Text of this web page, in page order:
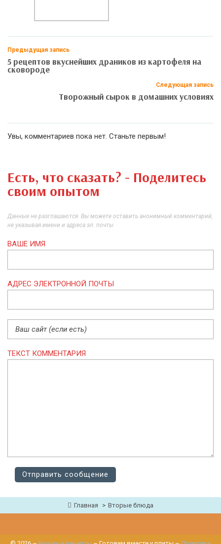
Предыдущая запись
5 рецептов вкуснейших драников из картофеля на
сковороде
Следующая запись
Творожный сырок в домашних условиях
Увы, комментариев пока нет. Станьте первым!
Есть, что сказать? - Поделитесь
своим опытом
Данные не разглашаются. Вы можете оставить анонимный комментарий,
не указывая имени и адреса эл. почты
ВАШЕ ИМЯ
АДРЕС ЭЛЕКТРОННОЙ ПОЧТЫ
ТЕКСТ КОММЕНТАРИЯ
Главная Вторые блюда